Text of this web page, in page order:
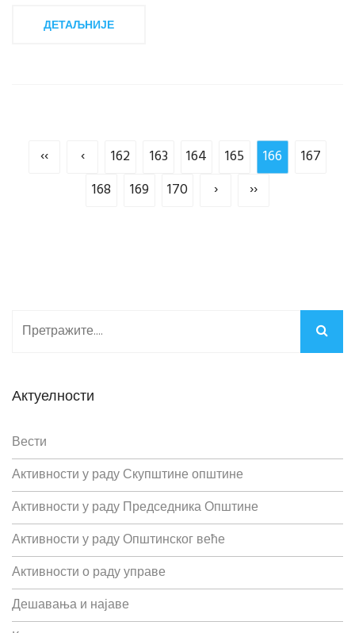
ДЕТАЉНИЈЕ
‹‹ ‹ 162 163 164 165 166
167
168
169 170 › ››
Актуелности
Вести
Активности у раду Скупштине општине
Активности у раду Председника Општине
Активности у раду Општинског веће
Активности о раду управе
Дешавања и најаве